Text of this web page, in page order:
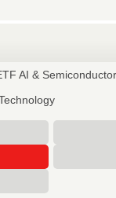
AI & Semiconductor